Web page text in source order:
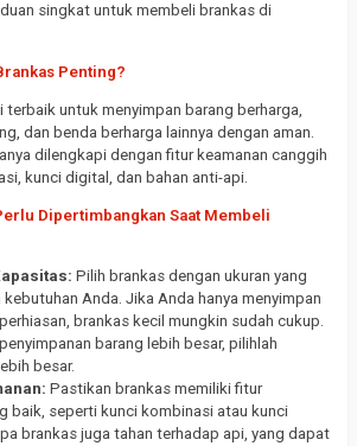
singkat untuk membeli brankas di
Penting?
terbaik untuk menyimpan barang berharga,
dan benda berharga lainnya dengan aman.
dilengkapi dengan fitur keamanan canggih
kunci digital, dan bahan anti-api.
Dipertimbangkan Saat Membeli
Pilih brankas dengan ukuran yang
kebutuhan Anda. Jika Anda hanya menyimpan
brankas kecil mungkin sudah cukup.
barang lebih besar, pilihlah
besar.
Pastikan brankas memiliki fitur
baik, seperti kunci kombinasi atau kunci
brankas juga tahan terhadap api, yang dapat